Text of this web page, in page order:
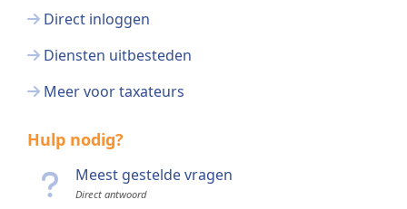
Direct inloggen
Diensten uitbesteden
Meer voor taxateurs
Hulp nodig?
Meest gestelde vragen
Direct antwoord